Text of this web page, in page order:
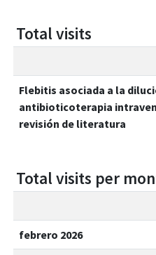
Total visits
Flebitis asociada a la
antibioticoterapia
revisión de literatura
Total visits per
febrero 2026